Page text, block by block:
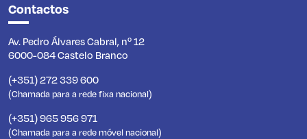
Contactos
Av. Pedro Álvares Cabral, nº 12
6000-084 Castelo Branco
(+351) 272 339 600
(Chamada para a rede fixa nacional)
(+351) 965 956 971
(Chamada para a rede móvel nacional)